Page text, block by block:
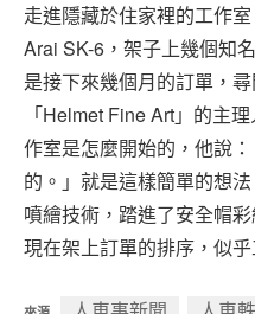
走進隱藏於住家裡的工作
Arai SK-6，架子上幾個知
是接下來幾個月的訂單，
「Helmet Fine Art」的主
作室是怎麼開始的，他說
的。」就是這樣簡單的想
噴繪技術，踏進了安全帽
現在架上訂單的排序，似